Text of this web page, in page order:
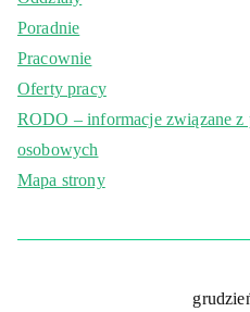
Poradnie
Pracownie
Oferty pracy
RODO – informacje związane z
osobowych
Mapa strony